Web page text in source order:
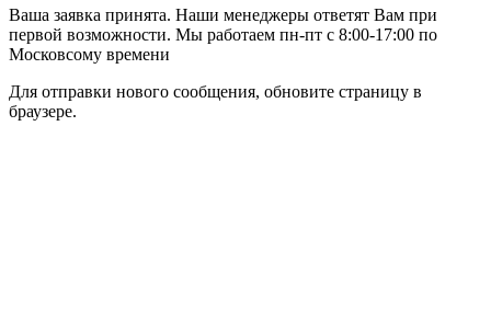
Ваша заявка принята. Наши менеджеры ответят Вам при
первой возможности. Мы работаем пн-пт с 8:00-17:00 по
Московсому времени
Для отправки нового сообщения, обновите страницу в
браузере.